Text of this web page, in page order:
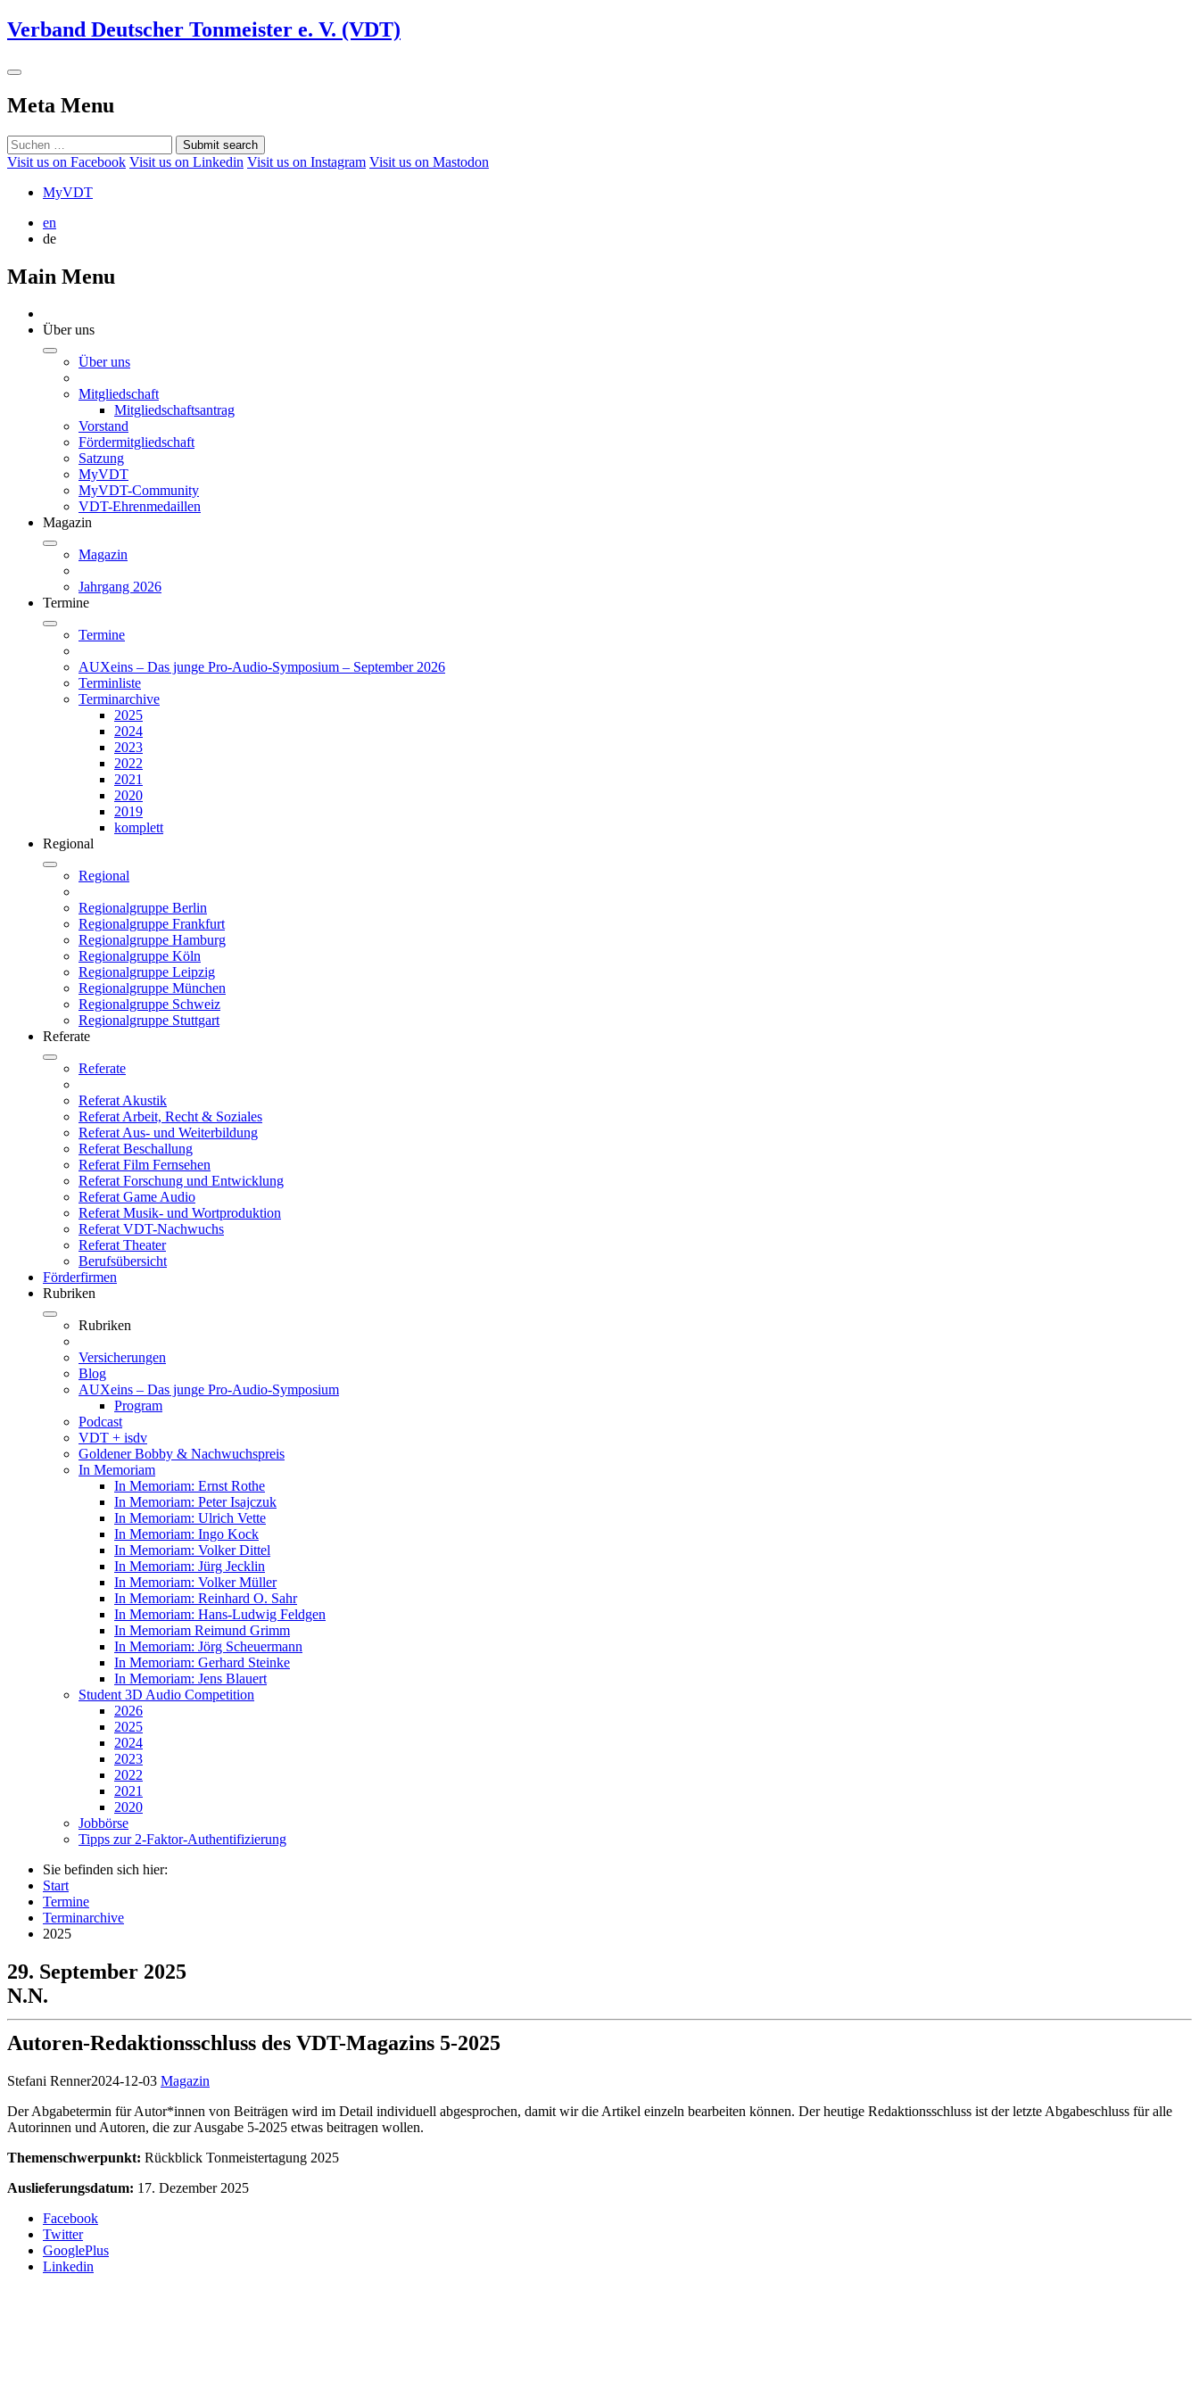
Verband Deutscher Tonmeister e. V. (VDT)
Meta Menu
Submit search
Visit us on Facebook Visit us on Linkedin Visit us on Instagram Visit us on Mastodon
MyVDT
en
de
Main Menu
Über uns
Über uns
Mitgliedschaft
Mitgliedschaftsantrag
Vorstand
Fördermitgliedschaft
Satzung
MyVDT
MyVDT-Community
VDT-Ehrenmedaillen
Magazin
Magazin
Jahrgang 2026
Termine
Termine
AUXeins – Das junge Pro-Audio-Symposium – September 2026
Terminliste
Terminarchive
2025
2024
2023
2022
2021
2020
2019
komplett
Regional
Regional
Regionalgruppe Berlin
Regionalgruppe Frankfurt
Regionalgruppe Hamburg
Regionalgruppe Köln
Regionalgruppe Leipzig
Regionalgruppe München
Regionalgruppe Schweiz
Regionalgruppe Stuttgart
Referate
Referate
Referat Akustik
Referat Arbeit, Recht & Soziales
Referat Aus- und Weiterbildung
Referat Beschallung
Referat Film Fernsehen
Referat Forschung und Entwicklung
Referat Game Audio
Referat Musik- und Wortproduktion
Referat VDT-Nachwuchs
Referat Theater
Berufsübersicht
Förderfirmen
Rubriken
Rubriken
Versicherungen
Blog
AUXeins – Das junge Pro-Audio-Symposium
Program
Podcast
VDT + isdv
Goldener Bobby & Nachwuchspreis
In Memoriam
In Memoriam: Ernst Rothe
In Memoriam: Peter Isajczuk
In Memoriam: Ulrich Vette
In Memoriam: Ingo Kock
In Memoriam: Volker Dittel
In Memoriam: Jürg Jecklin
In Memoriam: Volker Müller
In Memoriam: Reinhard O. Sahr
In Memoriam: Hans-Ludwig Feldgen
In Memoriam Reimund Grimm
In Memoriam: Jörg Scheuermann
In Memoriam: Gerhard Steinke
In Memoriam: Jens Blauert
Student 3D Audio Competition
2026
2025
2024
2023
2022
2021
2020
Jobbörse
Tipps zur 2-Faktor-Authentifizierung
Sie befinden sich hier:
Start
Termine
Terminarchive
2025
29. September 2025
N.N.
Autoren-Redaktionsschluss des VDT-Magazins 5-2025
Stefani Renner2024-12-03 Magazin
Der Abgabetermin für Autor*innen von Beiträgen wird im Detail individuell abgesprochen, damit wir die Artikel einzeln bearbeiten können. Der heutige Redaktionsschluss ist der letzte Abgabeschluss für alle
Autorinnen und Autoren, die zur Ausgabe 5-2025 etwas beitragen wollen.
Themenschwerpunkt: Rückblick Tonmeistertagung 2025
Auslieferungsdatum: 17. Dezember 2025
Facebook
Twitter
GooglePlus
Linkedin